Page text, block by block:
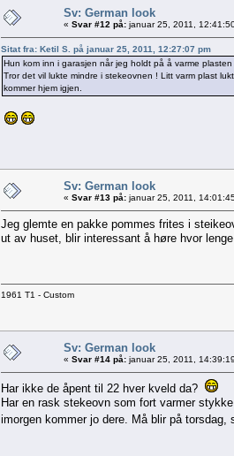
Sv: German look
« Svar #12 på: januar 25, 2011,
Sitat fra: Ketil S. på januar 25, 2011, 12:27:07 pm
Hun kom inn i garasjen når jeg holdt på å varme
Tror det vil lukte mindre i stekeovnen ! Litt varm plast
kommer hjem igjen.
Sv: German look
« Svar #13 på: januar 25, 2011,
Jeg glemte en pakke pommes frites i
ut av huset, blir interessant å høre hvor
1961 T1 - Custom
Sv: German look
« Svar #14 på: januar 25, 2011,
Har ikke de åpent til 22 hver kveld da?
Har en rask stekeovn som fort varmer
imorgen kommer jo dere. Må blir på